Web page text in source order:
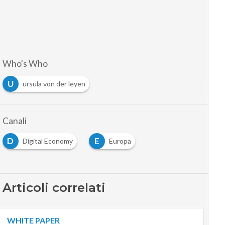
Who's Who
U
ursula von der leyen
Canali
D
Digital Economy E Europa
Articoli correlati
WHITE PAPER